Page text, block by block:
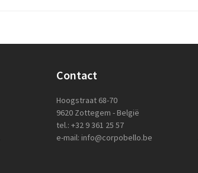
Contact
Hoogstraat 68-70
9620 Zottegem - België
tel.: +32 9 361 25 57
e-mail: info@corpobello.be